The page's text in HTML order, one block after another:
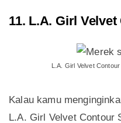
11. L.A. Girl
L.A. Girl Velvet
Kalau kamu
L.A. Girl Velvet Contour